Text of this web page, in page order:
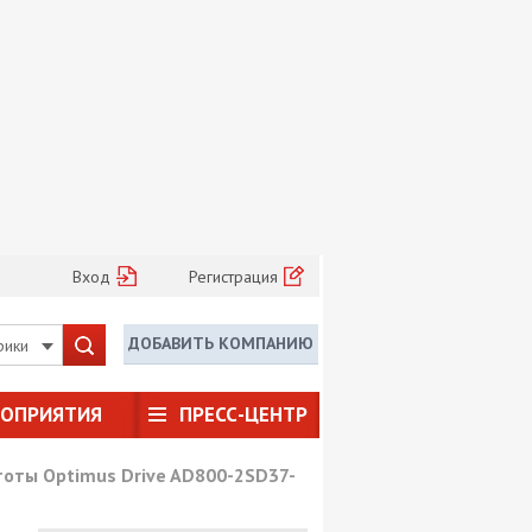
Вход Регистрация
ДОБАВИТЬ КОМПАНИЮ
ПРЕСС-ЦЕНТР
Optimus Drive AD800-2SD37-